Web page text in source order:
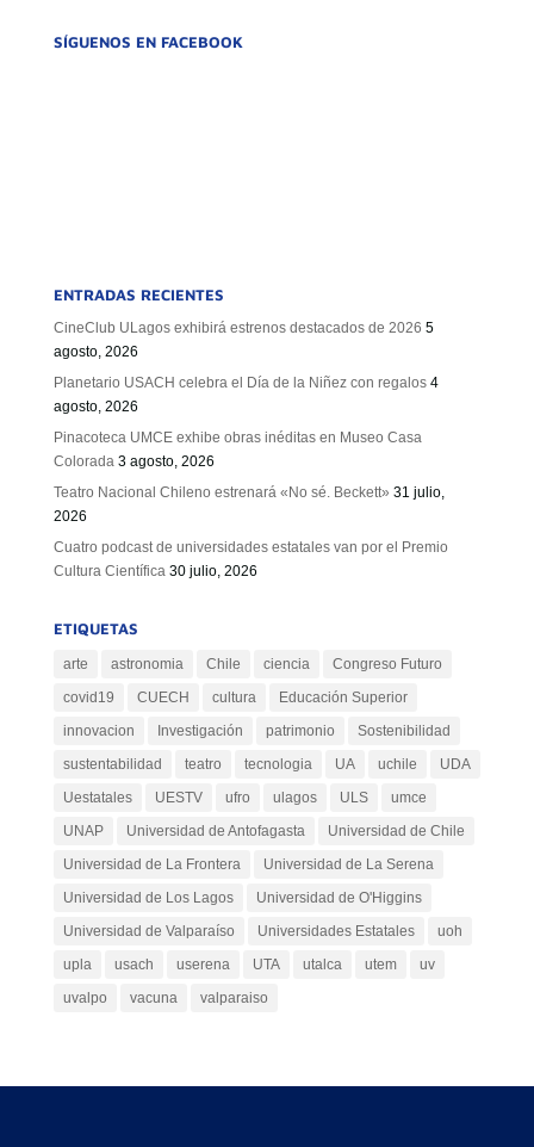
SÍGUENOS EN FACEBOOK
ENTRADAS RECIENTES
CineClub ULagos exhibirá estrenos destacados de 2026 5
agosto, 2026
Planetario USACH celebra el Día de la Niñez con regalos 4
agosto, 2026
Pinacoteca UMCE exhibe obras inéditas en Museo Casa
Colorada 3 agosto, 2026
Teatro Nacional Chileno estrenará «No sé. Beckett» 31 julio,
2026
Cuatro podcast de universidades estatales van por el Premio
Cultura Científica 30 julio, 2026
ETIQUETAS
arte astronomia Chile ciencia
Congreso Futuro
covid19
CUECH cultura
Educación Superior
innovacion
Investigación patrimonio
Sostenibilidad
sustentabilidad
teatro tecnologia UA uchile
UDA
Uestatales
UESTV ufro ulagos ULS
umce
UNAP
Universidad de Antofagasta
Universidad de Chile
Universidad de La Frontera
Universidad de La Serena
Universidad de Los Lagos
Universidad de O'Higgins
Universidad de Valparaíso
Universidades Estatales
uoh
upla
usach userena UTA utalca utem
uv
uvalpo
vacuna valparaiso